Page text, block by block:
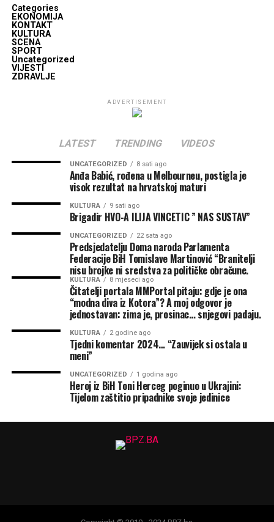
Categories
EKONOMIJA
KONTAKT
KULTURA
SCENA
SPORT
Uncategorized
VIJESTI
ZDRAVLJE
ADVERTISEMENT
LATEST TRENDING VIDEOS
UNCATEGORIZED 8 sati ago
Anđa Babić, rođena u Melbourneu, postigla je
visok rezultat na hrvatskoj maturi
KULTURA 9 sati ago
Brigadir HVO-A ILIJA VINCETIC ” NAS SUSTAV”
UNCATEGORIZED 22 sata ago
Predsjedatelju Doma naroda Parlamenta
Federacije BiH Tomislave Martinović “Branitelji
nisu brojke ni sredstva za političke obračune.
KULTURA 8 mjeseci ago
Čitatelji portala MMPortal pitaju: gdje je ona
“modna diva iz Kotora”? A moj odgovor je
jednostavan: zima je, prosinac… snjegovi padaju.
KULTURA 2 godine ago
Tjedni komentar 2024… “Zauvijek si ostala u
meni”
UNCATEGORIZED 1 godina ago
Heroj iz BiH Toni Herceg poginuo u Ukrajini:
Tijelom zaštitio pripadnike svoje jedinice